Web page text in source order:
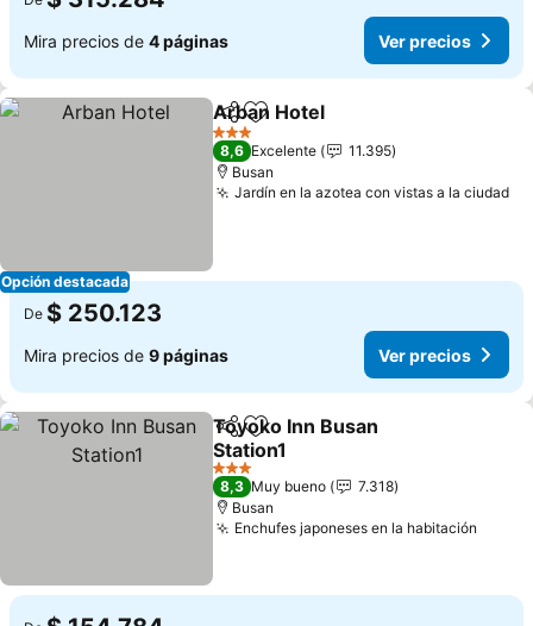
Mira precios de 4 páginas Ver precios
Opción destacada
CompartirAgregar a favoritos
Arban Hotel
3 Estrellas
8,6 Excelente
11.395
Busan
Jardín en la azotea con vistas a la ciudad
De $ 250.123
Mira precios de 9 páginas Ver precios
Compartir
Agregar a favoritos
Toyoko Inn Busan
Station1
3 Estrellas
8,3 Muy bueno
7.318
Busan
Enchufes japoneses en la habitación